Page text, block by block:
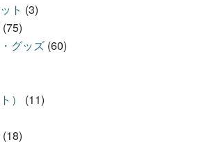
ト (3)
(75)
グッズ (60)
）
(11)
(18)